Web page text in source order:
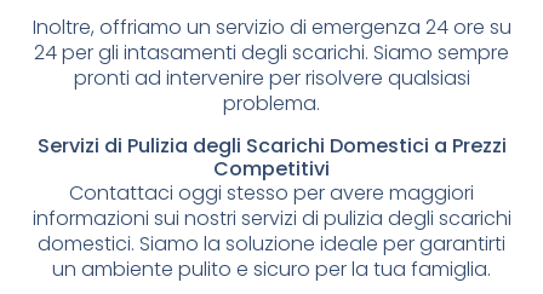
Inoltre, offriamo un servizio di emergenza 24 ore su
24 per gli intasamenti degli scarichi. Siamo sempre
pronti ad intervenire per risolvere qualsiasi
problema.
Servizi di Pulizia degli Scarichi Domestici a Prezzi
Competitivi
Contattaci oggi stesso per avere maggiori
informazioni sui nostri servizi di pulizia degli scarichi
domestici. Siamo la soluzione ideale per garantirti
un ambiente pulito e sicuro per la tua famiglia.